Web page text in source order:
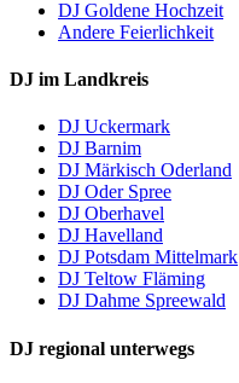
DJ Goldene Hochzeit
Andere Feierlichkeit
DJ im Landkreis
DJ Uckermark
DJ Barnim
DJ Märkisch Oderland
DJ Oder Spree
DJ Oberhavel
DJ Havelland
DJ Potsdam Mittelmark
DJ Teltow Fläming
DJ Dahme Spreewald
DJ regional unterwegs